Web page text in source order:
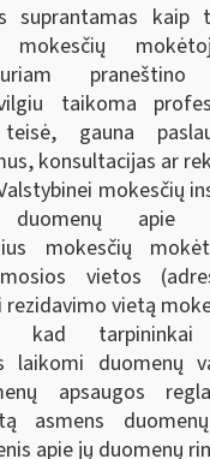
suprantamas kaip
mokesčių
praneštino
taikoma
teisė, gauna
konsultacijas ar
mokesčių
duomenų apie
mokesčių
vietos
vietą
kad
laikomi duomenų
apsaugos
asmens
apie jų duomenų